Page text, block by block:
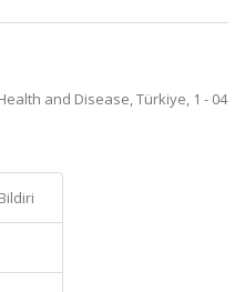
and Disease, Türkiye, 1 - 04